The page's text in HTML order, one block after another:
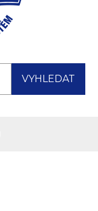
VYHLEDAT